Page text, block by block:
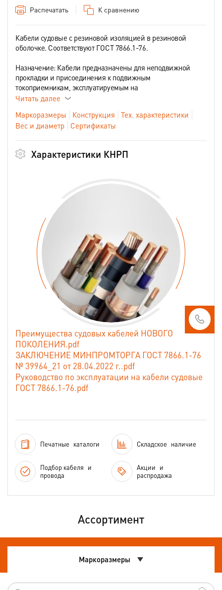
Распечатать К сравнению
Кабели судовые с резиновой изоляцией в резиновой
оболочке. Соответствуют ГОСТ 7866.1-76.
Назначение: Кабели предназначены для неподвижной
прокладки и присоединения к подвижным
токоприемникам, эксплуатируемым на
Читать далее
Маркоразмеры
Конструкция
Тех. характеристики
Вес и диаметр
Сертификаты
Характеристики КНРП
Преимущества судовых кабелей НОВОГО
ПОКОЛЕНИЯ.pdf
ЗАКЛЮЧЕНИЕ МИНПРОМТОРГА ГОСТ 7866.1-76
№ 39964_21 от 28.04.2022 г..pdf
Руководство по эксплуатации на кабели судовые
ГОСТ 7866.1-76.pdf
Печатные каталоги Складское наличие
Подбор кабеля и
провода
Акции и
распродажа
Ассортимент
Маркоразмеры